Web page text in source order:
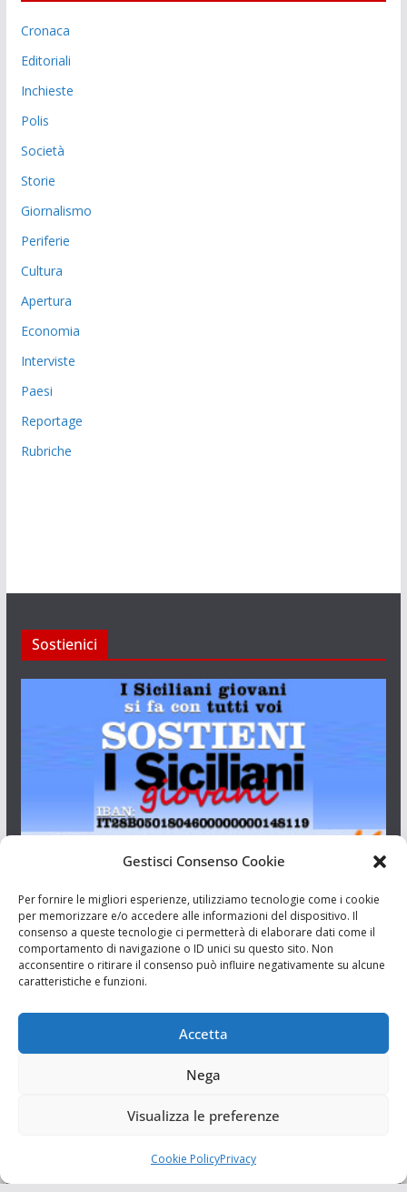
Gestisci Consenso Cookie
Per fornire le migliori esperienze, utilizziamo tecnologie come i cookie
per memorizzare e/o accedere alle informazioni del dispositivo. Il
consenso a queste tecnologie ci permetterà di elaborare dati come il
comportamento di navigazione o ID unici su questo sito. Non
acconsentire o ritirare il consenso può influire negativamente su alcune
caratteristiche e funzioni.
Accetta
Nega
Visualizza le preferenze
Cookie PolicyPrivacy
Cronaca
Editoriali
Inchieste
Polis
Società
Storie
Giornalismo
Periferie
Cultura
Apertura
Economia
Interviste
Paesi
Reportage
Rubriche
Sostienici
Aut. del tribunale di Catania n.23/2011 del 20/09/2011 Dir.
Resp. Riccardo Orioles.
Associazione Culturale I Siciliani Giovani
via Randazzo 27 Catania
I Siciliani Giovani. Tutti i diritti riservati.
Tema:ColorMagdi ThemeGrill. Powered byWordPress.